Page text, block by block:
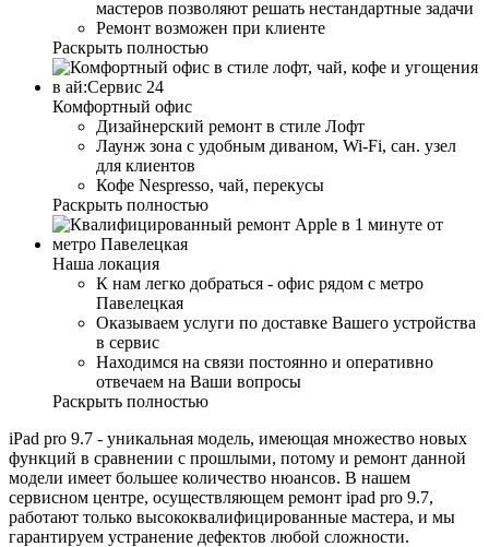
мастеров позволяют решать нестандартные задачи
Ремонт возможен при клиенте
Раскрыть полностью
Комфортный офис
Дизайнерский ремонт в стиле Лофт
Лаунж зона с удобным диваном, Wi-Fi, сан. узел
для клиентов
Кофе Nespresso, чай, перекусы
Раскрыть полностью
Наша локация
К нам легко добраться - офис рядом с метро
Павелецкая
Оказываем услуги по доставке Вашего устройства
в сервис
Находимся на связи постоянно и оперативно
отвечаем на Ваши вопросы
Раскрыть полностью
iPad pro 9.7 - уникальная модель, имеющая множество новых
функций в сравнении с прошлыми, потому и ремонт данной
модели имеет большее количество нюансов. В нашем
сервисном центре, осуществляющем ремонт ipad pro 9.7,
работают только высококвалифицированные мастера, и мы
гарантируем устранение дефектов любой сложности.